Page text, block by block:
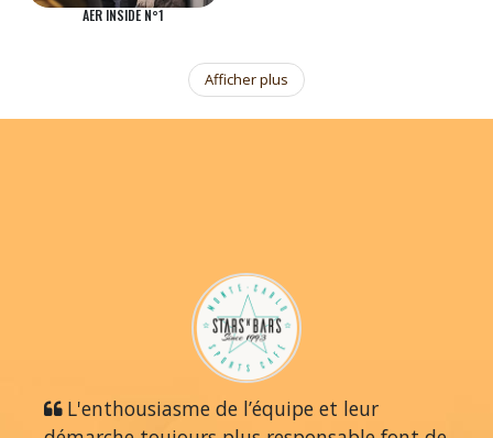
AER INSIDE N°1
Afficher plus
L'enthousiasme de l’équipe et leur